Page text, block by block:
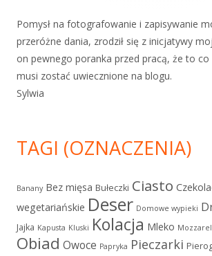
Pomysł na fotografowanie i zapisywanie
przeróżne dania, zrodził się z inicjatywy
on pewnego poranka przed pracą, że to
musi zostać uwiecznione na blogu.
Sylwia
TAGI (OZNACZENIA)
Banany Bez mięsa Bułeczki Ciasto
wegetariańskie Deser Domowe wypieki
Jajka Kapusta Kluski Kolacja Mleko
Obiad Owoce Papryka Pieczarki